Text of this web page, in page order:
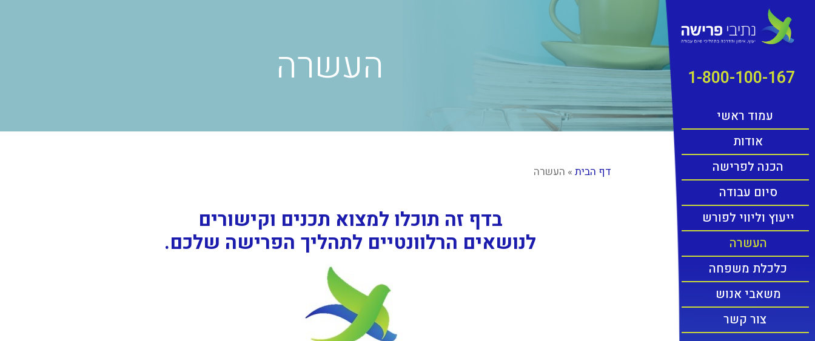
1-800-100-167
עמוד ראשי
אודות
הכנה לפרישה
סיום עבודה
ייעוץ וליווי לפורש
העשרה
כלכלת משפחה
משאבי אנוש
צור קשר
העשרה
דף הבית » העשרה
בדף זה תוכלו למצוא תכנים וקישורים
לנושאים הרלוונטיים לתהליך הפרישה שלכם.